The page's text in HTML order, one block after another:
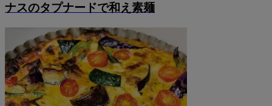
ナスのタプナードで和え素麺